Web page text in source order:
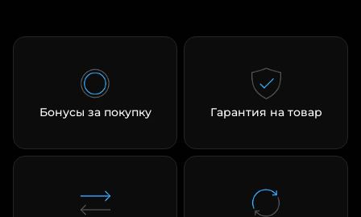
Бонусы за покупку Гарантия на товар